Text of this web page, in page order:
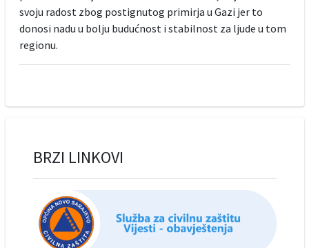
svoju radost zbog postignutog primirja u Gazi jer to
donosi nadu u bolju budućnost i stabilnost za ljude u tom
regionu.
BRZI LINKOVI